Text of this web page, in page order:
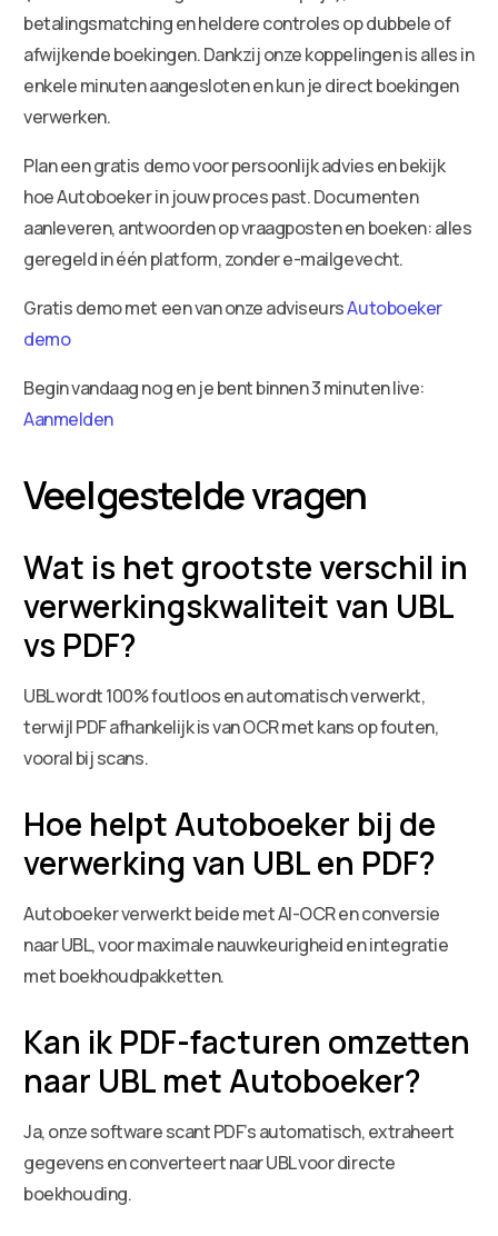
betalingsmatching en heldere controles op dubbele of
afwijkende boekingen. Dankzij onze koppelingen is alles in
enkele minuten aangesloten en kun je direct boekingen
verwerken.
Plan een gratis demo voor persoonlijk advies en bekijk
hoe Autoboeker in jouw proces past. Documenten
aanleveren, antwoorden op vraagposten en boeken: alles
geregeld in één platform, zonder e-mailgevecht.
Gratis demo met een van onze adviseursAutoboeker
demo
Begin vandaag nog en je bent binnen 3 minuten live:
Aanmelden
Veelgestelde vragen
Wat is het grootste verschil in
verwerkingskwaliteit van UBL
vs PDF?
UBL wordt 100% foutloos en automatisch verwerkt,
terwijl PDF afhankelijk is van OCR met kans op fouten,
vooral bij scans.
Hoe helpt Autoboeker bij de
verwerking van UBL en PDF?
Autoboeker verwerkt beide met AI-OCR en conversie
naar UBL, voor maximale nauwkeurigheid en integratie
met boekhoudpakketten.
Kan ik PDF-facturen omzetten
naar UBL met Autoboeker?
Ja, onze software scant PDF’s automatisch, extraheert
gegevens en converteert naar UBL voor directe
boekhouding.